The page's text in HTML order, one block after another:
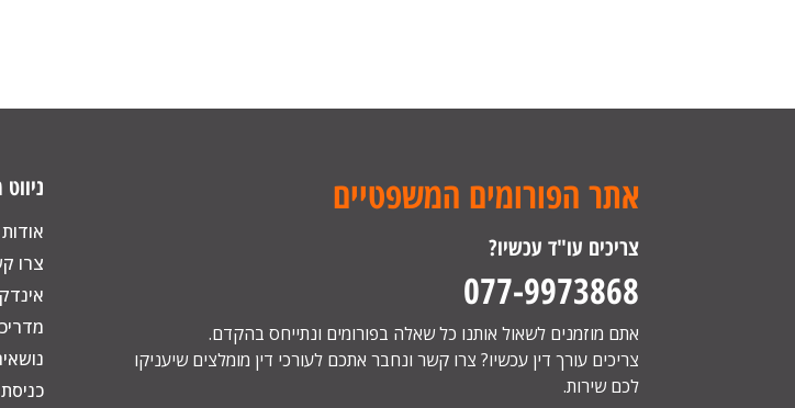
אתר הפורומים המשפטיים
צריכים עו"ד עכשיו?
077-9973868
אתם מוזמנים לשאול אותנו כל שאלה בפורומים ונתייחס בהקדם.
צריכים עורך דין עכשיו? צרו קשר ונחבר אתכם לעורכי דין מומלצים שיעניקו
לכם שירות.
אודות
צרו